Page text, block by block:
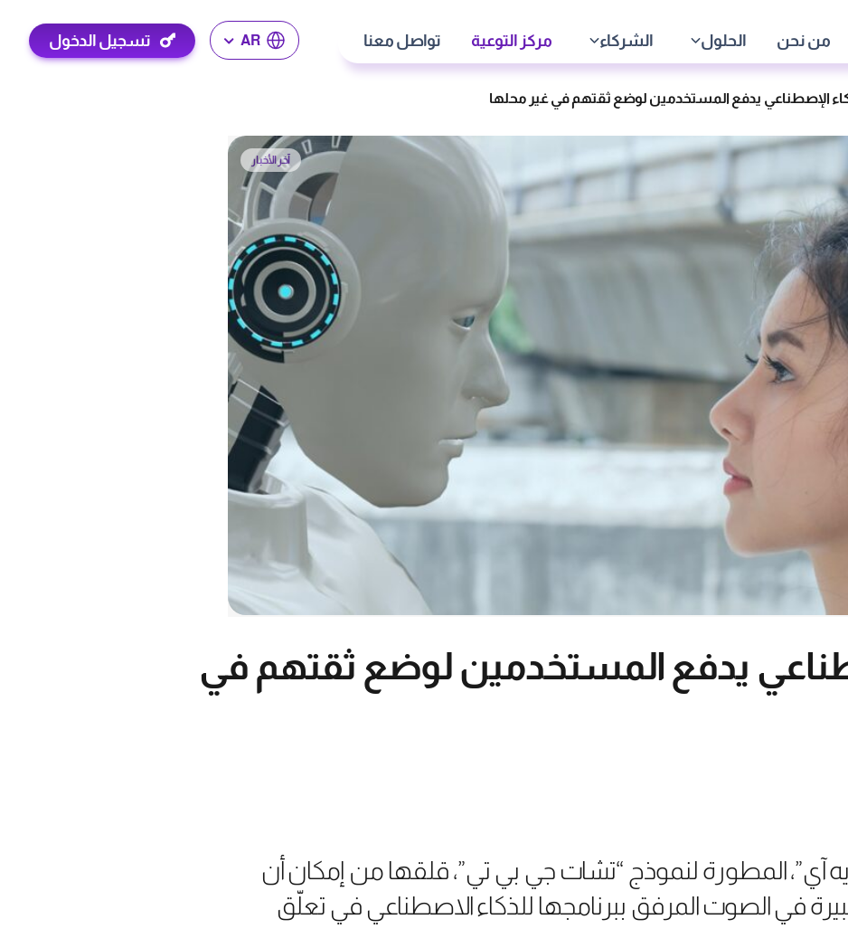
من نحن الحلول الشركاء مركز التوعية تواصل معنا AR تسجيل الدخول
الإصطناعي يدفع المستخدمين لوضع ثقتهم في غير محلها
آخر الأخبار
يدفع المستخدمين لوضع ثقتهم في
آي”، المطورة لنموذج “تشات جي بي تي”، قلقها من إمكان أن
في الصوت المرفق ببرنامجها للذكاء الاصطناعي في تعلّق